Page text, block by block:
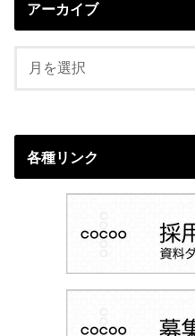
アーカイブ
各種リンク